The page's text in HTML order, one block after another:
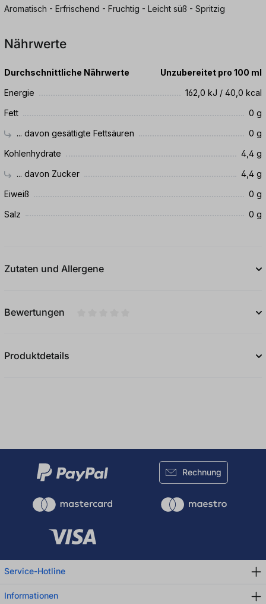
Aromatisch - Erfrischend - Fruchtig - Leicht süß - Spritzig
Nährwerte
Durchschnittliche Nährwerte
Unzubereitet pro 100 ml
Energie
162,0 kJ / 40,0 kcal
Fett
0 g
... davon gesättigte Fettsäuren
0 g
Kohlenhydrate
4,4 g
... davon Zucker
4,4 g
Eiweiß
0 g
Salz
0 g
Zutaten und Allergene
Bewertungen
Produktdetails
Rechnung
Service-Hotline
Informationen